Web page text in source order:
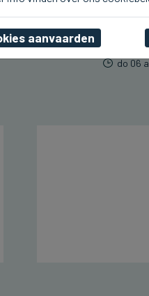
met
do 06
aanvaarden